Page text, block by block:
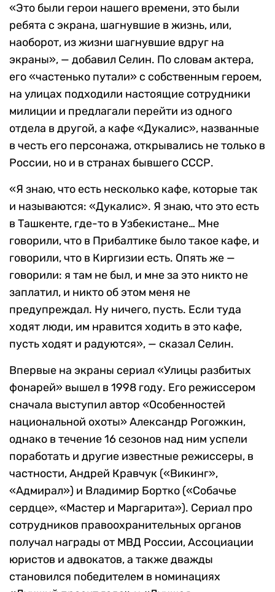
«Это были герои нашего времени, это были
ребята с экрана, шагнувшие в жизнь, или,
наоборот, из жизни шагнувшие вдруг на
экраны», — добавил Селин. По словам актера,
его «частенько путали» с собственным героем,
на улицах подходили настоящие сотрудники
милиции и предлагали перейти из одного
отдела в другой, а кафе «Дукалис», названные
в честь его персонажа, открывались не только в
России, но и в странах бывшего СССР.
«Я знаю, что есть несколько кафе, которые так
и называются: «Дукалис». Я знаю, что это есть
в Ташкенте, где-то в Узбекистане… Мне
говорили, что в Прибалтике было такое кафе, и
говорили, что в Киргизии есть. Опять же —
говорили: я там не был, и мне за это никто не
заплатил, и никто об этом меня не
предупреждал. Ну ничего, пусть. Если туда
ходят люди, им нравится ходить в это кафе,
пусть ходят и радуются», — сказал Селин.
Впервые на экраны сериал «Улицы разбитых
фонарей» вышел в 1998 году. Его режиссером
сначала выступил автор «Особенностей
национальной охоты» Александр Рогожкин,
однако в течение 16 сезонов над ним успели
поработать и другие известные режиссеры, в
частности, Андрей Кравчук («Викинг»,
«Адмирал») и Владимир Бортко («Собачье
сердце», «Мастер и Маргарита»). Сериал про
сотрудников правоохранительных органов
получал награды от МВД России, Ассоциации
юристов и адвокатов, а также дважды
становился победителем в номинациях